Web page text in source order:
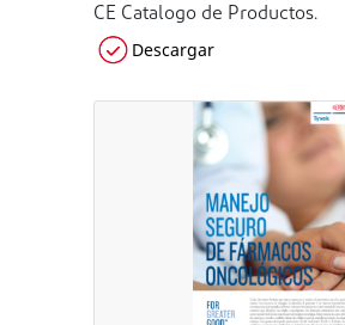
CE Catalogo de Productos.
Descargar